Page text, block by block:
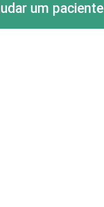
um paciente